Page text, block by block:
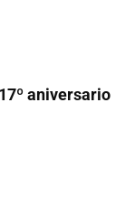
aniversario